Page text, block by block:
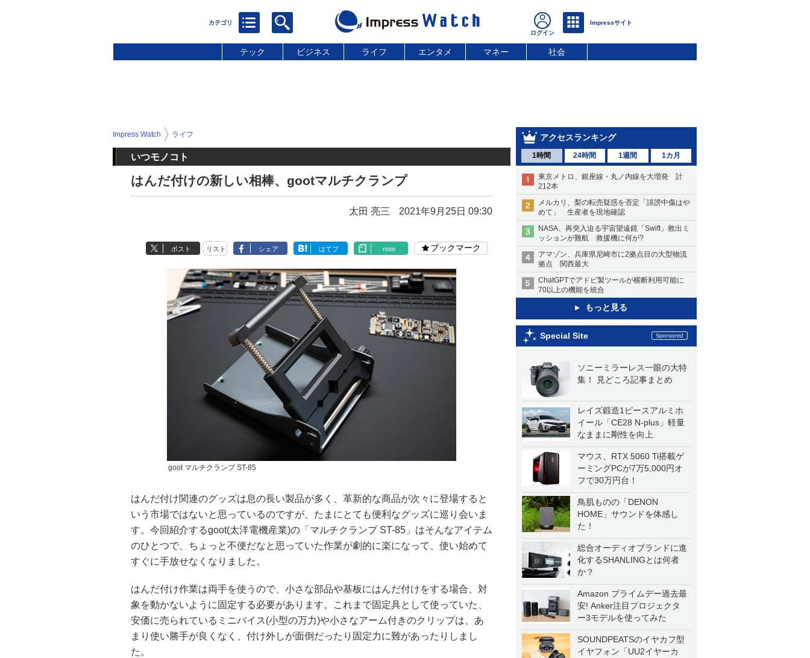
テック ビジネス ライフ エンタメ マネー 社会
アクセスランキング
1時間 24時間 1週間 1カ月
東京メトロ、銀座線・丸ノ内線を大増発 計
212本
メルカリ、梨の転売疑惑を否定「誹謗中傷はや
めて」 生産者を現地確認
NASA、再突入迫る宇宙望遠鏡「Swift」救出ミ
ッションが難航 救援機に何が?
アマゾン、兵庫県尼崎市に2拠点目の大型物流
拠点 関西最大
ChatGPTでアドビ製ツールが横断利用可能に
70以上の機能を統合
もっと見る
Special Site
ソニーミラーレス一眼の大特
集！ 見どころ記事まとめ
レイズ鍛造1ピースアルミホ
イール「CE28 N-plus」軽量
なままに剛性を向上
マウス、RTX 5060 Ti搭載ゲ
ーミングPCが7万5,000円オ
フで30万円台！
鳥肌ものの「DENON
HOME」サウンドを体感し
た！
総合オーディオブランドに進
化するSHANLINGとは何者
か？
Amazon プライムデー過去最
安! Anker注目プロジェクタ
ー3モデルを使ってみた
SOUNDPEATSのイヤカフ型
イヤフォン「UU2イヤーカ
Impress Watch ライフ
いつモノコト
はんだ付けの新しい相棒、gootマルチクランプ
太田 亮三 2021年9月25日 09:30
ポスト リスト シェア はてブ note ブックマーク
goot マルチクランプ ST-85
はんだ付け関連のグッズは息の長い製品が多く、革新的な商品が次々に登場すると
いう市場ではないと思っているのですが、たまにとても便利なグッズに巡り会いま
す。今回紹介するgoot(太洋電機産業)の「マルチクランプ ST-85」はそんなアイテム
のひとつで、ちょっと不便だなと思っていた作業が劇的に楽になって、使い始めて
すぐに手放せなくなりました。
はんだ付け作業は両手を使うので、小さな部品や基板にはんだ付けをする場合、対
象を動かないように固定する必要があります。これまで固定具として使っていた、
安価に売られているミニバイス(小型の万力)や小さなアーム付きのクリップは、あ
まり使い勝手が良くなく、付け外しが面倒だったり固定力に難があったりしまし
た。